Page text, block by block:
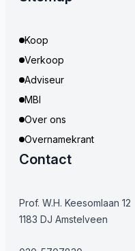
Koop
Verkoop
Adviseur
MBI
Over ons
Overnamekrant
Contact
Prof. W.H. Keesomlaan 12
1183 DJ Amstelveen